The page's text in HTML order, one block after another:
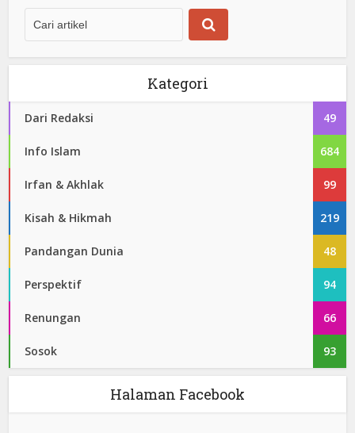
Kategori
Dari Redaksi 49
Info Islam 684
Irfan & Akhlak 99
Kisah & Hikmah 219
Pandangan Dunia 48
Perspektif 94
Renungan 66
Sosok 93
Halaman Facebook